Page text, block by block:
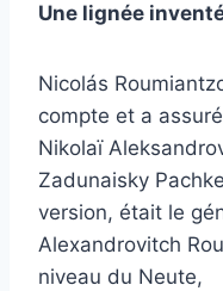
Une lignée
Nicolás
compte et a
Nikolaï
Zadunaisky
version, était le
Alexandrovitch
niveau du Neute,